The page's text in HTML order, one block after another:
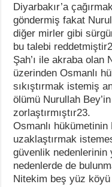
Diyarbakır’a
göndermiş fakat
diğer mirler gibi
bu talebi
Şah’ı ile akraba olan
üzerinden Osmanlı
sıkıştırmak istemiş
ölümü Nurullah
zorlaştırmıştır23.
Osmanlı hükümetinin
uzaklaştırmak
güvenlik nedenlerinin
nedenlerde de
Nitekim beş yüz